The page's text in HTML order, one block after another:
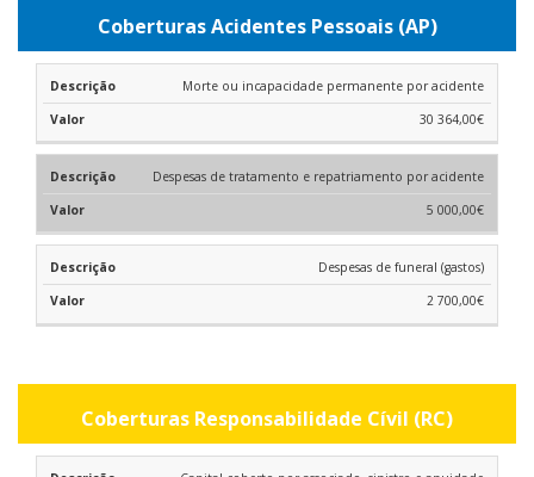
Coberturas Acidentes Pessoais (AP)
Morte ou incapacidade permanente por acidente
30 364,00€
Despesas de tratamento e repatriamento por acidente
5 000,00€
Despesas de funeral (gastos)
2 700,00€
Coberturas Responsabilidade Cívil (RC)